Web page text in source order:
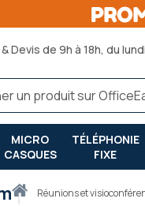
Devis de 9h à 18h, du
MICRO
CASQUES
TÉLÉPHONIE
FIXE
Accueilréunions et